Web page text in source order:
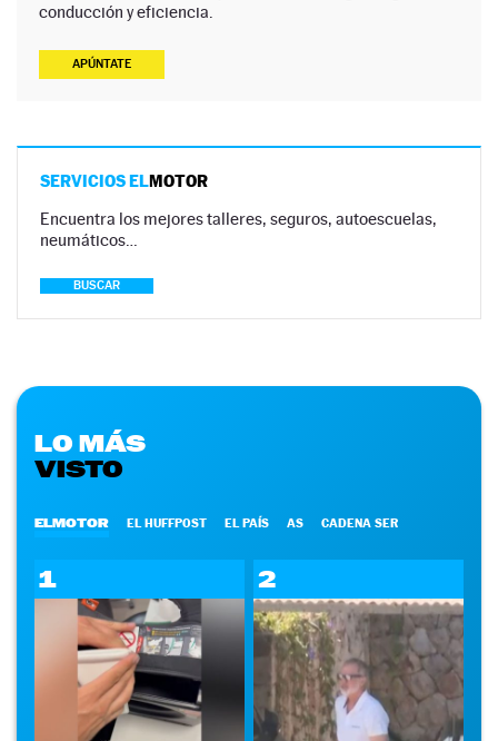
conducción y eficiencia.
APÚNTATE
SERVICIOS ELMOTOR
Encuentra los mejores talleres, seguros, autoescuelas,
neumáticos…
BUSCAR
LO MÁS
VISTO
ELMOTOR EL HUFFPOST EL PAÍS AS CADENA SER
1 2